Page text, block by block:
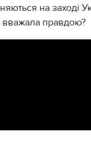
на заході
правдою?